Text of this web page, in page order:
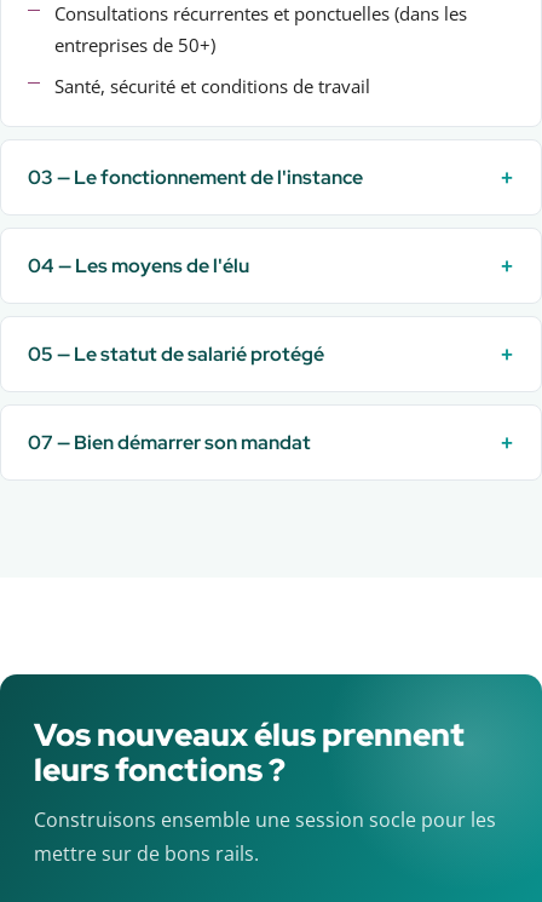
Consultations récurrentes et ponctuelles (dans les
entreprises de 50+)
Santé, sécurité et conditions de travail
03 — Le fonctionnement de l'instance +
04 — Les moyens de l'élu +
05 — Le statut de salarié protégé +
07 — Bien démarrer son mandat +
Vos nouveaux élus prennent
leurs fonctions ?
Construisons ensemble une session socle pour les
mettre sur de bons rails.